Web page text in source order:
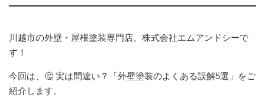
川越市の外壁・屋根塗装専門店、株式会社エムアンドシーで
す！
今回は、🤔 実は間違い？「外壁塗装のよくある誤解5選」をご
紹介します。